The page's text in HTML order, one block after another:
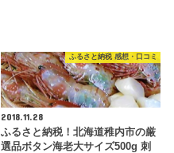
ふるさと納税 感想・口コミ
2018.11.28
ふるさと納税！北海道稚内市の厳
選品ボタン海老大サイズ500g 刺